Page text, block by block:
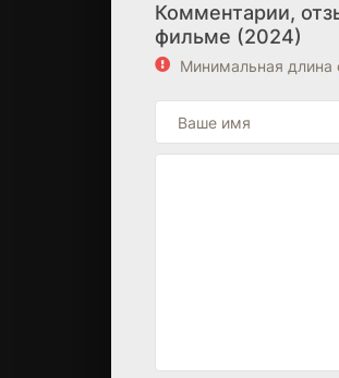
Комментарии,
фильме (2024)
Минимальная длина